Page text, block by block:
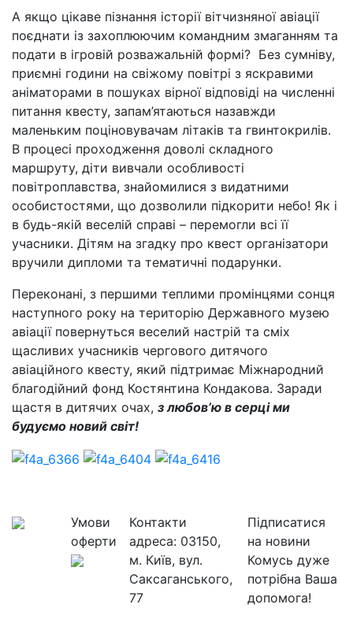
А якщо цікаве пізнання історії вітчизняної авіації
поєднати із захоплюючим командним змаганням та
подати в ігровій розважальній формі? Без сумніву,
приємні години на свіжому повітрі з яскравими
аніматорами в пошуках вірної відповіді на численні
питання квесту, запам’ятаються назавжди
маленьким поціновувачам літаків та гвинтокрилів.
В процесі проходження доволі складного
маршруту, діти вивчали особливості
повітроплавства, знайомилися з видатними
особистостями, що дозволили підкорити небо! Як і
в будь-якій веселій справі – перемогли всі її
учасники. Дітям на згадку про квест організатори
вручили дипломи та тематичні подарунки.
Переконані, з першими теплими промінцями сонця
наступного року на територію Державного музею
авіації повернуться веселий настрій та сміх
щасливих учасників чергового дитячого
авіаційного квесту, який підтримає Міжнародний
благодійний фонд Костянтина Кондакова. Заради
щастя в дитячих очах, з любов’ю в серці ми
будуємо новий світ!
Умови
оферти
Контакти
адреса: 03150,
м. Київ, вул.
Саксаганського,
77
Підписатися
на новини
Комусь дуже
потрібна Ваша
допомога!